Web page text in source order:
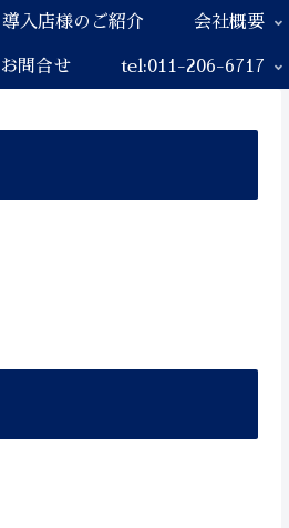
導入店様のご紹介 会社概要
お問合せ tel:011-206-6717